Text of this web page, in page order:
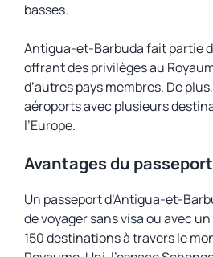
basses.
Antigua-et-Barbuda fait partie
offrant des privilèges au
d’autres pays membres. De
aéroports avec plusieurs
l’Europe.
Avantages du passeport
Un passeport d’Antigua-et-
de voyager sans visa ou avec
150 destinations à travers le